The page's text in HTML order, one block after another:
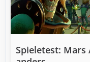
Spieletest: